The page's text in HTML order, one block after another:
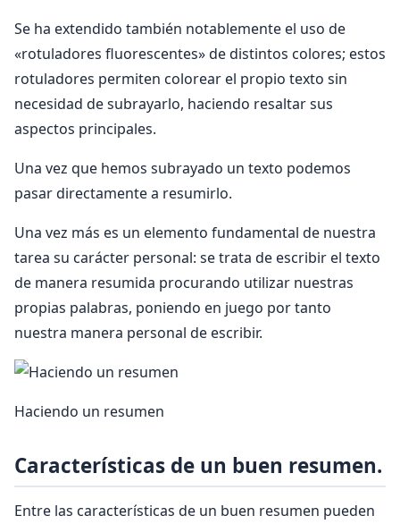
Se ha extendido también notablemente el uso de
«rotuladores fluorescentes» de distintos colores; estos
rotuladores permiten colorear el propio texto sin
necesidad de subrayarlo, haciendo resaltar sus
aspectos principales.
Una vez que hemos subrayado un texto podemos
pasar directamente a resumirlo.
Una vez más es un elemento fundamental de nuestra
tarea su carácter personal: se trata de escribir el texto
de manera resumida procurando utilizar nuestras
propias palabras, poniendo en juego por tanto
nuestra manera personal de escribir.
Haciendo un resumen
Características de un buen resumen.
Entre las características de un buen resumen pueden